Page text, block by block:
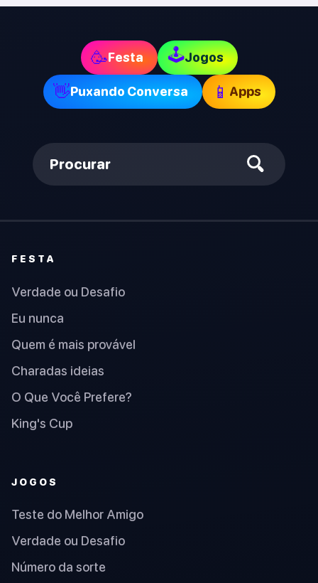
🥳Festa 🕹Jogos
👋Puxando Conversa 📱 Apps
Procurar
FESTA
Verdade ou Desafio
Eu nunca
Quem é mais provável
Charadas ideias
O Que Você Prefere?
King's Cup
JOGOS
Teste do Melhor Amigo
Verdade ou Desafio
Número da sorte